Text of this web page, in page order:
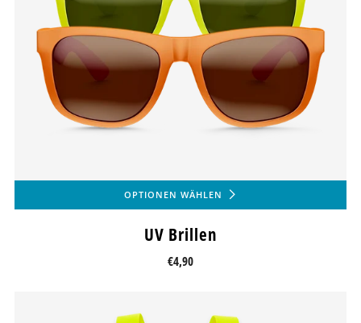
OPTIONEN WÄHLEN
UV Brillen
€4,90